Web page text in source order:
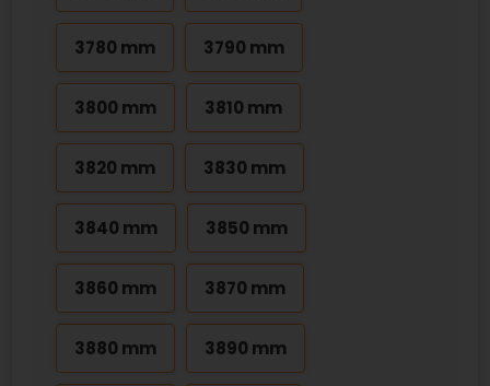
3780 mm 3790 mm
3800 mm 3810 mm
3820 mm 3830 mm
3840 mm 3850 mm
3860 mm 3870 mm
3880 mm 3890 mm